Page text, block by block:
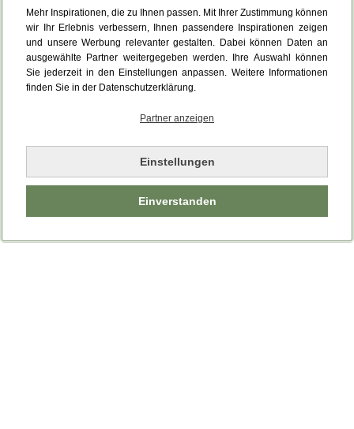
Mehr Inspirationen, die zu Ihnen passen. Mit Ihrer Zustimmung können
wir Ihr Erlebnis verbessern, Ihnen passendere Inspirationen zeigen
und unsere Werbung relevanter gestalten. Dabei können Daten an
ausgewählte Partner weitergegeben werden. Ihre Auswahl können
Sie jederzeit in den Einstellungen anpassen. Weitere Informationen
finden Sie in der Datenschutzerklärung.
Partner anzeigen
Einstellungen
Einverstanden
Da ist etwas schiefgelaufen.
Leider ist ein technischer Fehler aufgetreten.
Bitte laden Sie die Seite neu.